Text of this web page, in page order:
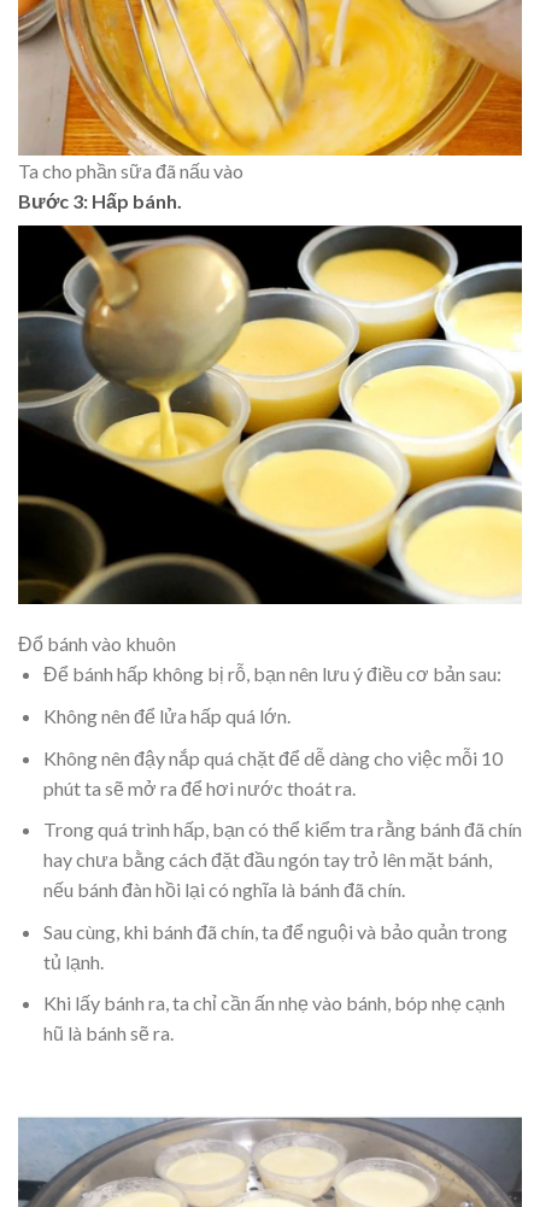
Ta cho phần sữa đã nấu vào
Bước 3: Hấp bánh.
Đổ bánh vào khuôn
Để bánh hấp không bị rỗ, bạn nên lưu ý điều cơ bản sau:
Không nên để lửa hấp quá lớn.
Không nên đậy nắp quá chặt để dễ dàng cho việc mỗi 10
phút ta sẽ mở ra để hơi nước thoát ra.
Trong quá trình hấp, bạn có thể kiểm tra rằng bánh đã chín
hay chưa bằng cách đặt đầu ngón tay trỏ lên mặt bánh,
nếu bánh đàn hồi lại có nghĩa là bánh đã chín.
Sau cùng, khi bánh đã chín, ta để nguội và bảo quản trong
tủ lạnh.
Khi lấy bánh ra, ta chỉ cần ấn nhẹ vào bánh, bóp nhẹ cạnh
hũ là bánh sẽ ra.